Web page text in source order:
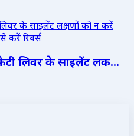
लिवर के साइलेंट लक...